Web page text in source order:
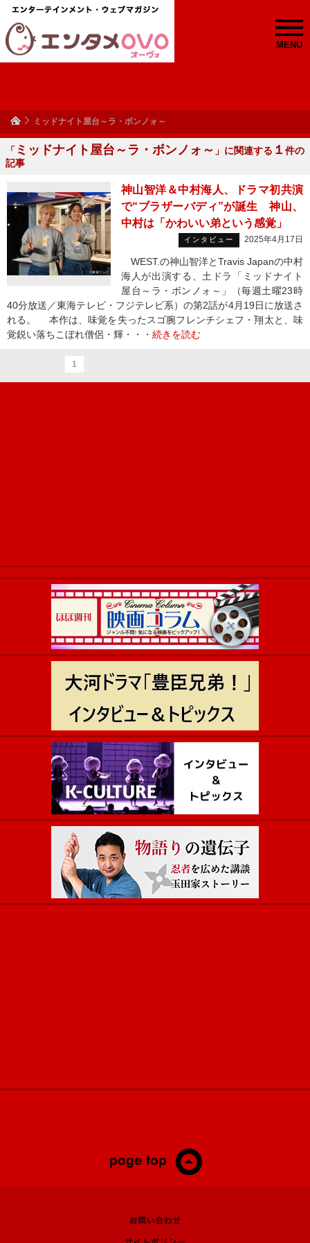
MENU
ミッドナイト屋台～ラ・ボンノォ～
「 ミッドナイト屋台～ラ・ボンノォ～ 」に関連する １ 件の
記事
神山智洋＆中村海人、ドラマ初共演
で“ブラザーバディ”が誕生 神山、
中村は「かわいい弟という感覚」
インタビュー 2025年4月17日
WEST.の神山智洋とTravis Japanの中村
海人が出演する、土ドラ「ミッドナイト
屋台～ラ・ボンノォ～」（毎週土曜23時
40分放送／東海テレビ・フジテレビ系）の第2話が4月19日に放送さ
れる。 本作は、味覚を失ったスゴ腕フレンチシェフ・翔太と、味
覚鋭い落ちこぼれ僧侶・輝・・・ 続きを読む
1